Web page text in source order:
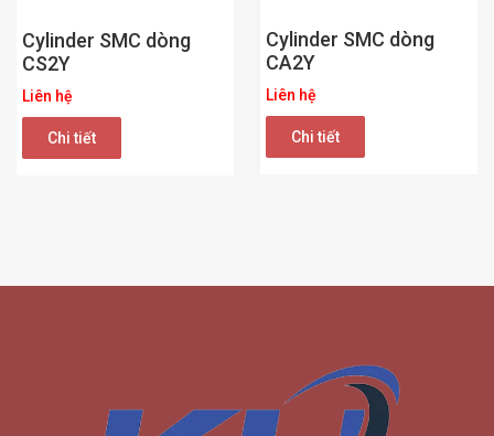
Cylinder SMC dòng
CS2Y
Liên hệ
Chi tiết
Cylinder SMC dòng
CA2Y
Liên hệ
Chi tiết